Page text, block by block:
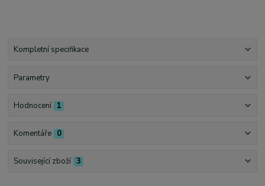
Kompletní specifikace
Parametry
Hodnocení 1
Komentáře 0
Související zboží 3